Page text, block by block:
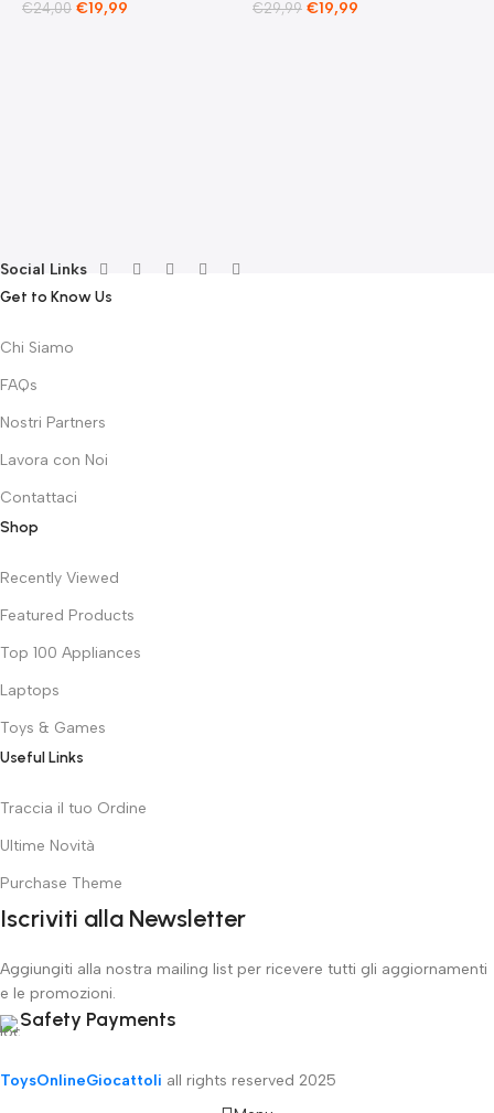
€24,00 €19,99 €29,99 €19,99
Social Links
Get to Know Us
Chi Siamo
FAQs
Nostri Partners
Lavora con Noi
Contattaci
Shop
Recently Viewed
Featured Products
Top 100 Appliances
Laptops
Toys & Games
Useful Links
Traccia il tuo Ordine
Ultime Novità
Purchase Theme
Iscriviti alla Newsletter
Aggiungiti alla nostra mailing list per ricevere tutti gli aggiornamenti
e le promozioni.
Safety Payments
ToysOnlineGiocattoli all rights reserved 2025